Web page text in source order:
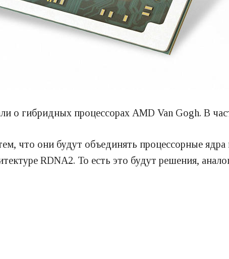
о гибридных процессорах AMD Van Gogh. В
что они будут объединять процессорные
RDNA2. То есть это будут решения,